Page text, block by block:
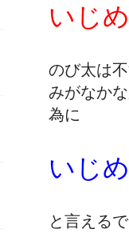
いじ
のび太は
みがなか
為に
いじ
と言える